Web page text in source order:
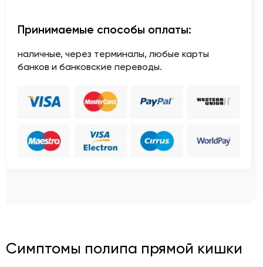
Принимаемые способы оплаты:
наличные, через терминалы, любые карты
банков и банковские переводы.
Симптомы полипа прямой кишки